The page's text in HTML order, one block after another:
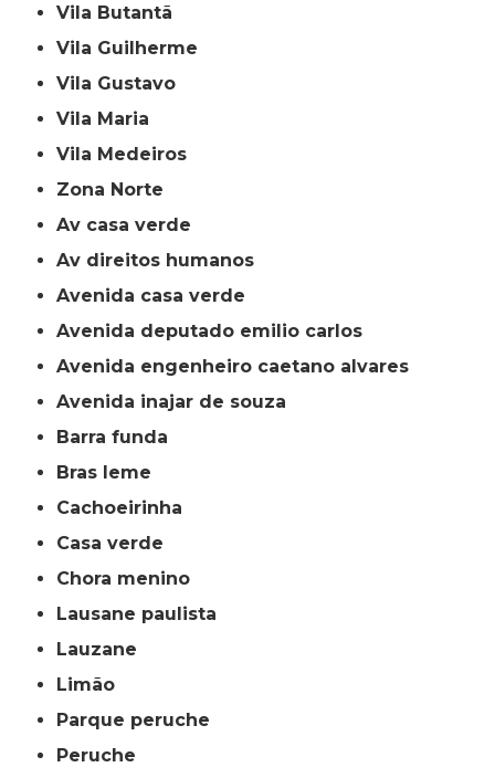
Vila Butantã
Vila Guilherme
Vila Gustavo
Vila Maria
Vila Medeiros
Zona Norte
av casa verde
av direitos humanos
avenida casa verde
avenida deputado emilio carlos
avenida engenheiro caetano alvares
avenida inajar de souza
barra funda
bras leme
cachoeirinha
casa verde
chora menino
lausane paulista
lauzane
limão
parque peruche
peruche